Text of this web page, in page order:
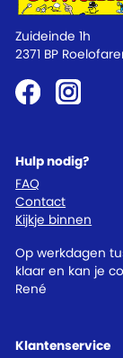
Klantenservice
Hulp nodig?
FAQ
Contact
Kijkje binnen
Op werkdagen
klaar en kan je
René
Zuideinde 1h
2371 BP